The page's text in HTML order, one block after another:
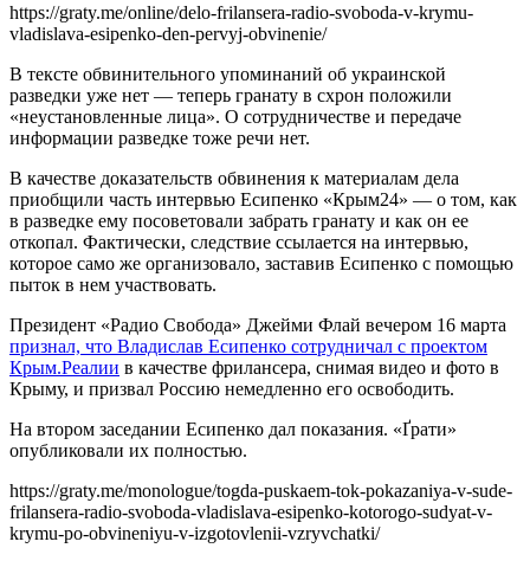
https://graty.me/online/delo-frilansera-radio-svoboda-v-krymu-
vladislava-esipenko-den-pervyj-obvinenie/
В тексте обвинительного упоминаний об украинской
разведки уже нет — теперь гранату в схрон положили
«неустановленные лица». О сотрудничестве и передаче
информации разведке тоже речи нет.
В качестве доказательств обвинения к материалам дела
приобщили часть интервью Есипенко «Крым24» — о том, как
в разведке ему посоветовали забрать гранату и как он ее
откопал. Фактически, следствие ссылается на интервью,
которое само же организовало, заставив Есипенко с помощью
пыток в нем участвовать.
Президент «Радио Свобода» Джейми Флай вечером 16 марта
признал, что Владислав Есипенко сотрудничал с проектом
Крым.Реалии в качестве фрилансера, снимая видео и фото в
Крыму, и призвал Россию немедленно его освободить.
На втором заседании Есипенко дал показания. «Ґрати»
опубликовали их полностью.
https://graty.me/monologue/togda-puskaem-tok-pokazaniya-v-sude-
frilansera-radio-svoboda-vladislava-esipenko-kotorogo-sudyat-v-
krymu-po-obvineniyu-v-izgotovlenii-vzryvchatki/